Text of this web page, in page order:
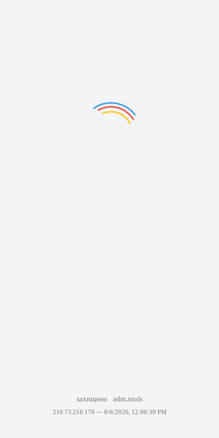
захищено adm.tools
216.73.216.176 — 8/6/2026, 12:00:30 PM